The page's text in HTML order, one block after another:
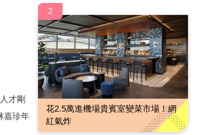
才剛
嘉珍年
2
花2.5萬進機場貴賓室變菜市場！網
紅氣炸